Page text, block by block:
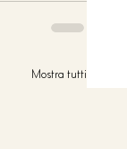
Mostra tutti